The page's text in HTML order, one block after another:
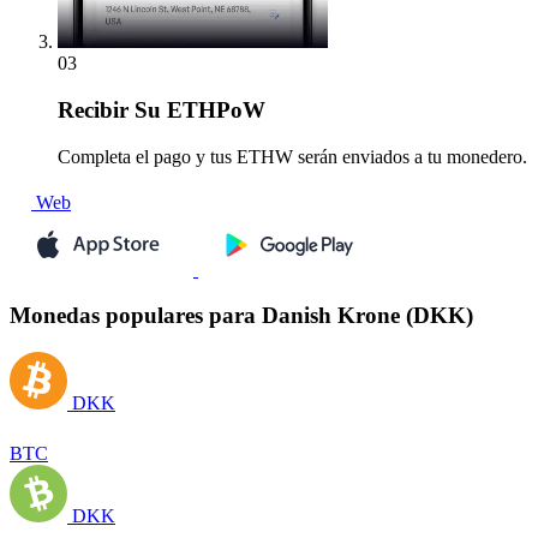
03
Recibir Su ETHPoW
Completa el pago y tus ETHW serán enviados a tu monedero.
Web
Monedas populares para Danish Krone (DKK)
DKK
BTC
DKK